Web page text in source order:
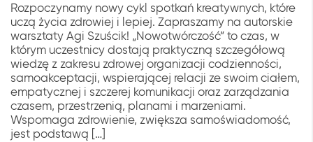
Rozpoczynamy nowy cykl spotkań kreatywnych, które
uczą życia zdrowiej i lepiej. Zapraszamy na autorskie
warsztaty Agi Szuścik! „Nowotwórczość” to czas, w
którym uczestnicy dostają praktyczną szczegółową
wiedzę z zakresu zdrowej organizacji codzienności,
samoakceptacji, wspierającej relacji ze swoim ciałem,
empatycznej i szczerej komunikacji oraz zarządzania
czasem, przestrzenią, planami i marzeniami.
Wspomaga zdrowienie, zwiększa samoświadomość,
jest podstawą […]